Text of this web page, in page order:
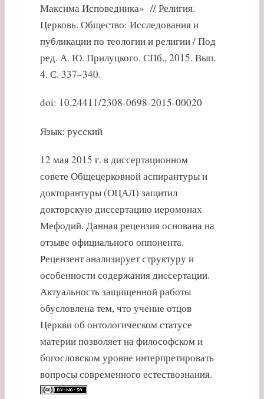
Максима Исповедника» // Религия.
Церковь. Общество: Исследования и
публикации по теологии и религии / Под
ред. А. Ю. Прилуцкого. СПб., 2015. Вып.
4. С. 337–340.
doi: 10.24411/2308-0698-2015-00020
Язык: русский
12 мая 2015 г. в диссертационном
совете Общецерковной аспирантуры и
докторантуры (ОЦАЛ) защитил
докторскую диссертацию иеромонах
Мефодий. Данная рецензия основана на
отзыве официального оппонента.
Рецензент анализирует структуру и
особенности содержания диссертации.
Актуальность защищенной работы
обусловлена тем, что учение отцов
Церкви об онтологическом статусе
материи позволяет на философском и
богословском уровне интерпретировать
вопросы современного естествознания.